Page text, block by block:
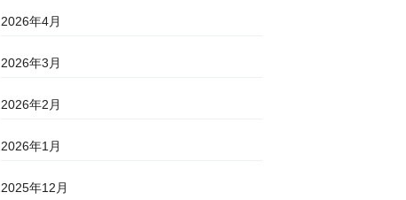
2026年4月
2026年3月
2026年2月
2026年1月
2025年12月